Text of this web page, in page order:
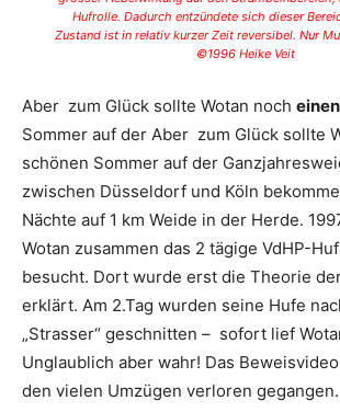
Hufrolle. Dadurch entzündete sich dieser
Zustand ist in relativ kurzer Zeit reversibel. Nur
©1996 Heike Veit
Aber zum Glück sollte Wotan noch einen
Sommer auf der Aber zum Glück sollte
schönen Sommer auf der
zwischen Düsseldorf und Köln
Nächte auf 1 km Weide in der Herde.
Wotan zusammen das 2 tägige VdHP-
besucht. Dort wurde erst die Theorie
erklärt. Am 2.Tag wurden seine Hufe
„Strasser“ geschnitten – sofort lief
Unglaublich aber wahr! Das
den vielen Umzügen verloren gegangen.